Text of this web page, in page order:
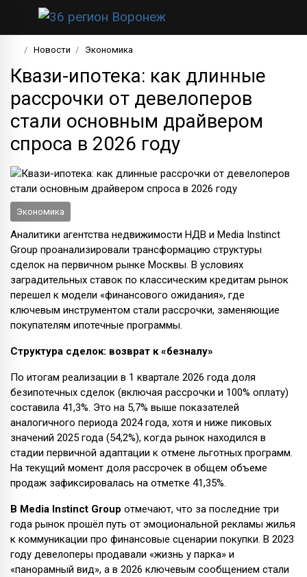
Новости Экономика
Квази-ипотека: как длинные
рассрочки от девелоперов
стали основным драйвером
спроса в 2026 году
Экономика
Аналитики агентства недвижимости НДВ и Media Instinct
Group проанализировали трансформацию структуры
сделок на первичном рынке Москвы. В условиях
заградительных ставок по классическим кредитам рынок
перешел к модели «финансового ожидания», где
ключевым инструментом стали рассрочки, заменяющие
покупателям ипотечные программы.
Структура сделок: возврат к «безналу»
По итогам реализации в 1 квартале 2026 года доля
безипотечных сделок (включая рассрочки и 100% оплату)
составила 41,3%. Это на 5,7% выше показателей
аналогичного периода 2024 года, хотя и ниже пиковых
значений 2025 года (54,2%), когда рынок находился в
стадии первичной адаптации к отмене льготных программ.
На текущий момент доля рассрочек в общем объеме
продаж зафиксировалась на отметке 41,35%.
В Media Instinct Group отмечают, что за последние три
года рынок прошёл путь от эмоциональной рекламы жилья
к коммуникации про финансовые сценарии покупки. В 2023
году девелоперы продавали «жизнь у парка» и
«панорамный вид», а в 2026 ключевым сообщением стали